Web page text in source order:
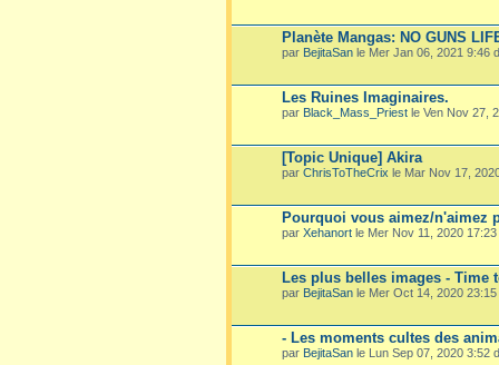
Planète Mangas: NO GUNS
par BejitaSan le Mer Jan 06, 2021 9:46
Les Ruines Imaginaires.
par Black_Mass_Priest le Ven Nov 27,
[Topic Unique] Akira
par ChrisToTheCrix le Mar Nov 17,
Pourquoi vous aimez/n'aimez
par Xehanort le Mer Nov 11, 2020
Les plus belles images - Time
par BejitaSan le Mer Oct 14, 2020
- Les moments cultes des
par BejitaSan le Lun Sep 07, 2020 3:52